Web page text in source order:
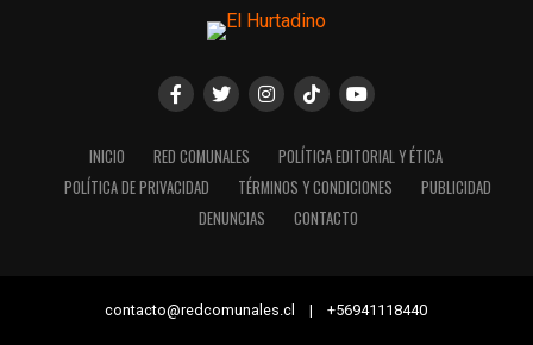
INICIO RED COMUNALES
POLÍTICA EDITORIAL Y ÉTICA
POLÍTICA DE PRIVACIDAD
TÉRMINOS Y CONDICIONES
PUBLICIDAD
DENUNCIAS
CONTACTO
contacto@redcomunales.cl | +56941118440